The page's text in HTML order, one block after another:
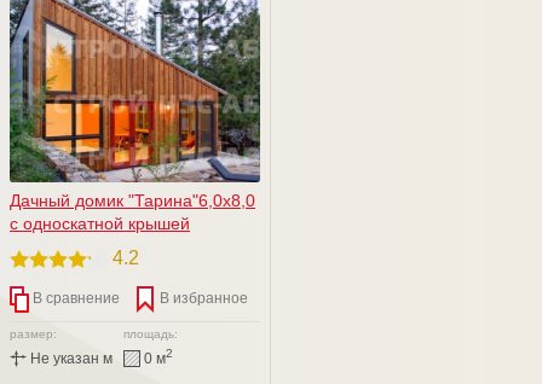
Дачный домик "Тарина"6,0х8,0
с односкатной крышей
4.2
В сравнение В избранное
размер:
Не указан м
площадь:
0 м2